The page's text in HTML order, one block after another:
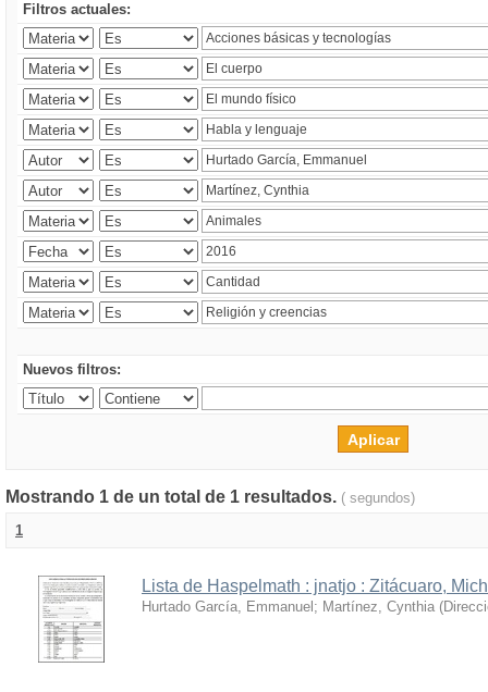
Filtros actuales:
Nuevos filtros:
Mostrando 1 de un total de 1 resultados. ( segundos)
1
Lista de Haspelmath : jnatjo : Zitácuaro,
Hurtado García, Emmanuel ; Martínez, Cynthia (